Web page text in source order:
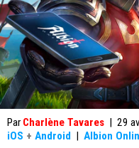
Par Charlène Tavares | 29
iOS + Android | Albion